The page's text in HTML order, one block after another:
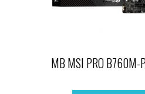
MB MSI PRO B760M-